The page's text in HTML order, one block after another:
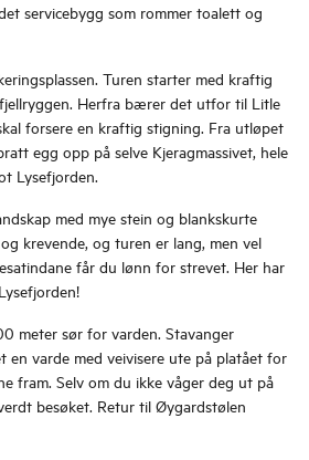
servicebygg som rommer toalett og
Turen starter med kraftig
Herfra bærer det utfor til Litle
forsere en kraftig stigning. Fra utløpet
egg opp på selve Kjeragmassivet, hele
Lysefjorden.
med mye stein og blankskurte
krevende, og turen er lang, men vel
får du lønn for strevet. Her har
meter sør for varden. Stavanger
en varde med veivisere ute på platået for
fram. Selv om du ikke våger deg ut på
besøket. Retur til Øygardstølen